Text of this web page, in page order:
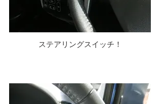
ステアリングスイッチ！